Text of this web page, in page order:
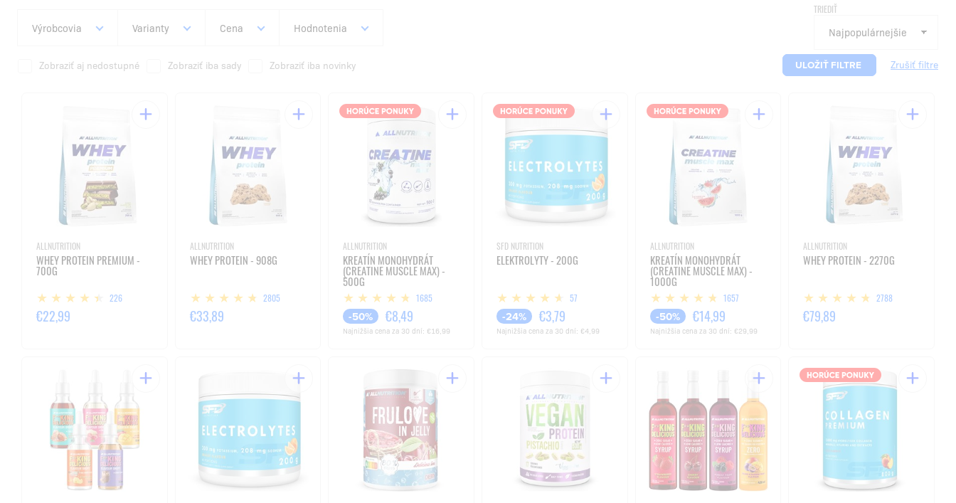
TRIEDIŤ
Výrobcovia Varianty Cena Hodnotenia
Zobraziť aj nedostupné Zobraziť iba sady Zobraziť iba novinky ULOŽIŤ FILTRE
ALLNUTRITION
WHEY PROTEIN PREMIUM -
700G
226
€22,99
ALLNUTRITION
WHEY PROTEIN - 908G
2805
€33,89
ALLNUTRITION
KREATÍN MONOHYDRÁT
(CREATINE MUSCLE MAX) -
500G
1685
-50% €8,49
Najnižšia cena za 30 dní: €16,99
SFD NUTRITION
ELEKTROLYTY - 200G
57
-24% €3,79
Najnižšia cena za 30 dní: €4,99
ALLNUTRITION
KREATÍN MONOHYDRÁT
(CREATINE MUSCLE MAX) -
1000G
1657
-50% €14,99
Najnižšia cena za 30 dní: €29,99
ALLNUTRITION
WHEY PROTEIN - 2270G
2788
€79,89